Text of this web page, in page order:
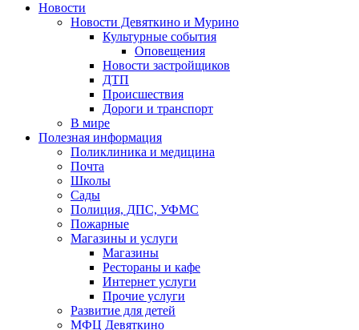
Новости
Новости Девяткино и Мурино
Культурные события
Оповещения
Новости застройщиков
ДТП
Происшествия
Дороги и транспорт
В мире
Полезная информация
Поликлиника и медицина
Почта
Школы
Сады
Полиция, ДПС, УФМС
Пожарные
Магазины и услуги
Магазины
Рестораны и кафе
Интернет услуги
Прочие услуги
Развитие для детей
МФЦ Девяткино